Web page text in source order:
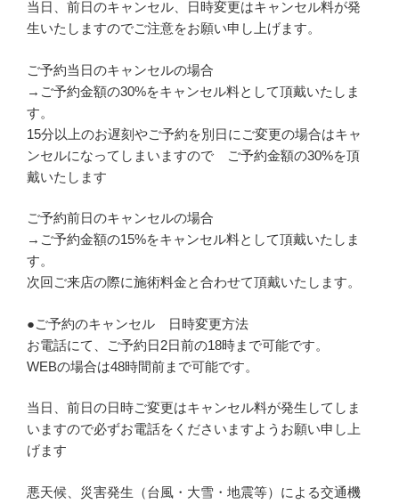
当日、前日のキャンセル、日時変更はキャンセル料が発
生いたしますのでご注意をお願い申し上げます。
ご予約当日のキャンセルの場合
→ご予約金額の30%をキャンセル料として頂戴いたしま
す。
15分以上のお遅刻やご予約を別日にご変更の場合はキャ
ンセルになってしまいますので ご予約金額の30%を頂
戴いたします
ご予約前日のキャンセルの場合
→ご予約金額の15%をキャンセル料として頂戴いたしま
す。
次回ご来店の際に施術料金と合わせて頂戴いたします。
●ご予約のキャンセル 日時変更方法
お電話にて、ご予約日2日前の18時まで可能です。
WEBの場合は48時間前まで可能です。
当日、前日の日時ご変更はキャンセル料が発生してしま
いますので必ずお電話をくださいますようお願い申し上
げます
悪天候、災害発生（台風・大雪・地震等）による交通機